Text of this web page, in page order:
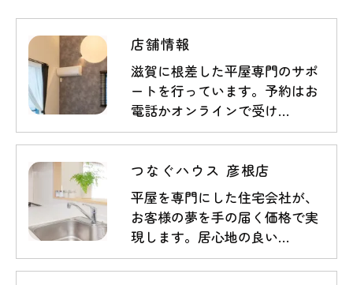
店舗情報
滋賀に根差した平屋専門のサポ
ートを行っています。予約はお
電話かオンラインで受け…
つなぐハウス 彦根店
平屋を専門にした住宅会社が、
お客様の夢を手の届く価格で実
現します。居心地の良い…